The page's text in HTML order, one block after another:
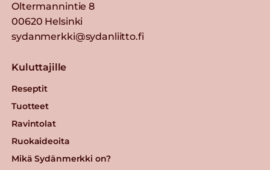
Oltermannintie 8
00620 Helsinki
sydanmerkki@sydanliitto.fi
Kuluttajille
Reseptit
Tuotteet
Ravintolat
Ruokaideoita
Mikä Sydänmerkki on?